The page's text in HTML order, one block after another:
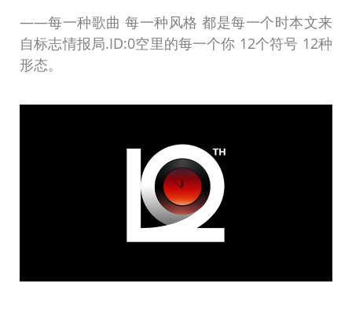
——每一种歌曲 每一种风格 都是每一个时本文来
自标志情报局.ID:0空里的每一个你 12个符号 12种
形态。